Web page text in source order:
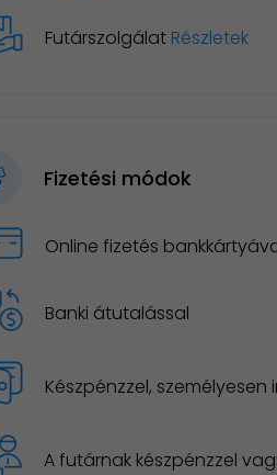
Futárszolgálat Részletek
Fizetési módok
Online fizetés
Banki átutalással
Készpénzzel,
A futárnak készpénzzel